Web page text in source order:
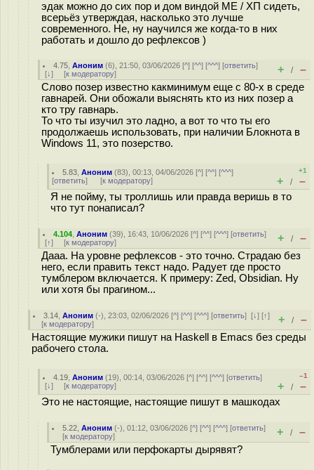
эдак можно до сих пор и дом виндой МЕ / ХП сидеть,
всерьёз утверждая, насколько это лучше
современного. Не, ну научился же когда-то в них
работать и дошло до рефлексов )
4.75 ,Аноним (6), 21:50, 03/06/2026 [^] [^^] [^^^] [ответить]
[↓] [к модератору] + / –
Слово позер известно какминимум еще с 80-х в среде
гавнарей. Они обожали выяснять кто из них позер а
кто тру гавнарь.
То что ты изучил это ладно, а вот то что ты его
продолжаешь использовать, при наличии Блокнота в
Windows 11, это позерство.
5.83 ,Аноним (83), 00:13, 04/06/2026 [^] [^^] [^^^]
[ответить] [к модератору]
+1
+ / –
Я не пойму, ты троллишь или правда веришь в то
что тут понаписал?
4.104 ,Аноним (39), 16:43, 10/06/2026 [^] [^^] [^^^] [ответить]
[↑] [к модератору] + / –
Дааа. На уровне рефлексов - это точно. Страдаю без
него, если править текст надо. Радует где просто
тумблером включается. К примеру: Zed, Obsidian. Ну
или хотя бы прагином...
3.14 ,Аноним (-), 23:03, 02/06/2026 [^] [^^] [^^^] [ответить][↓] [↑]
[к модератору] + / –
Настоящие мужики пишут на Haskell в Emacs без среды
рабочего стола.
4.19 ,Аноним (19), 00:14, 03/06/2026 [^] [^^] [^^^] [ответить]
[↓] [к модератору]
–1
+ / –
Это не настоящие, настоящие пишут в машкодах
5.22 ,Аноним (-), 01:12, 03/06/2026 [^] [^^] [^^^] [ответить]
[к модератору] + / –
Тумблерами или перфокарты дырявят?